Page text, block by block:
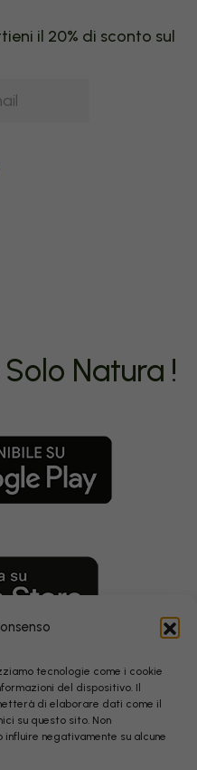
tecnologie come i cookie
del dispositivo. Il
di elaborare dati come il
su questo sito. Non
negativamente su alcune
il 20% di sconto sul
Natura !